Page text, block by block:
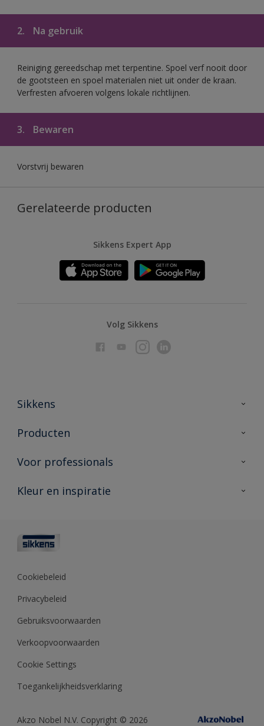
2. Na gebruik
Reiniging gereedschap met terpentine. Spoel verf nooit door
de gootsteen en spoel materialen niet uit onder de kraan.
Verfresten afvoeren volgens lokale richtlijnen.
3. Bewaren
Vorstvrij bewaren
Gerelateerde producten
Sikkens Expert App
Volg Sikkens
Sikkens
Over Sikkens
Duurzaamheid
Producten
Producten voor binnen
Vind je verkooppunt
Voor professionals
Advies & service
Polyfilla Pro
Sikkens Center
Kleur en inspiratie
Kleurcollecties
Kennisbank
Cookiebeleid
Privacybeleid
Gebruiksvoorwaarden
Verkoopvoorwaarden
Cookie Settings
Toegankelijkheidsverklaring
Akzo Nobel N.V. Copyright © 2026